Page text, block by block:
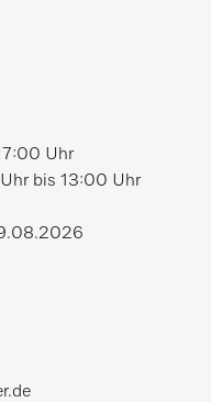
Uhr
bis 13:00 Uhr